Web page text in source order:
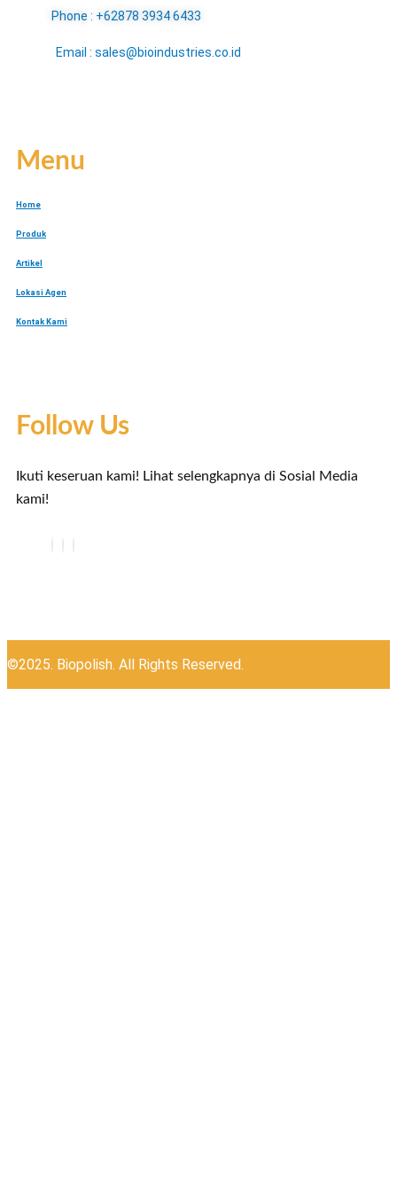
Phone : +62878 3934 6433
Email : sales@bioindustries.co.id
Menu
Home
Produk
Artikel
Lokasi Agen
Kontak Kami
Follow Us
Ikuti keseruan kami! Lihat selengkapnya di Sosial Media
kami!
©2025. Biopolish. All Rights Reserved.